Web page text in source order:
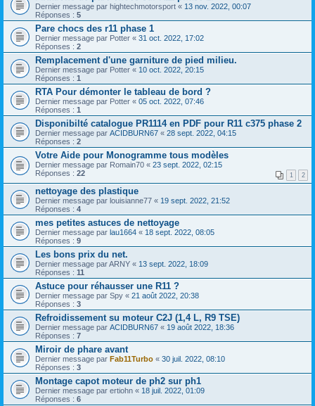
Dernier message par hightechmotorsport « 13 nov. 2022, 00:07
Réponses : 5
Pare chocs des r11 phase 1
Dernier message par Potter « 31 oct. 2022, 17:02
Réponses : 2
Remplacement d'une garniture de pied milieu.
Dernier message par Potter « 10 oct. 2022, 20:15
Réponses : 1
RTA Pour démonter le tableau de bord ?
Dernier message par Potter « 05 oct. 2022, 07:46
Réponses : 1
Disponibilté catalogue PR1114 en PDF pour R11 c375 phase 2
Dernier message par ACIDBURN67 « 28 sept. 2022, 04:15
Réponses : 2
Votre Aide pour Monogramme tous modèles
Dernier message par Romain70 « 23 sept. 2022, 02:15
Réponses : 22 1 2
nettoyage des plastique
Dernier message par louisianne77 « 19 sept. 2022, 21:52
Réponses : 4
mes petites astuces de nettoyage
Dernier message par lau1664 « 18 sept. 2022, 08:05
Réponses : 9
Les bons prix du net.
Dernier message parARNY « 13 sept. 2022, 18:09
Réponses : 11
Astuce pour réhausser une R11 ?
Dernier message par Spy « 21 août 2022, 20:38
Réponses : 3
Refroidissement su moteur C2J (1,4 L, R9 TSE)
Dernier message par ACIDBURN67 « 19 août 2022, 18:36
Réponses : 7
Miroir de phare avant
Dernier message par Fab11Turbo « 30 juil. 2022, 08:10
Réponses : 3
Montage capot moteur de ph2 sur ph1
Dernier message par ertiohn « 18 juil. 2022, 01:09
Réponses : 6